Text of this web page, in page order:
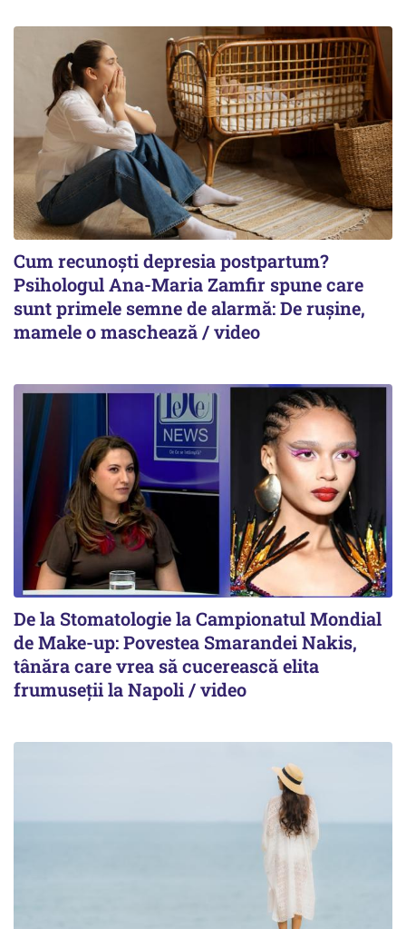
Cum recunoști depresia postpartum?
Psihologul Ana-Maria Zamfir spune care
sunt primele semne de alarmă: De rușine,
mamele o maschează / video
De la Stomatologie la Campionatul Mondial
de Make-up: Povestea Smarandei Nakis,
tânăra care vrea să cucerească elita
frumuseții la Napoli / video